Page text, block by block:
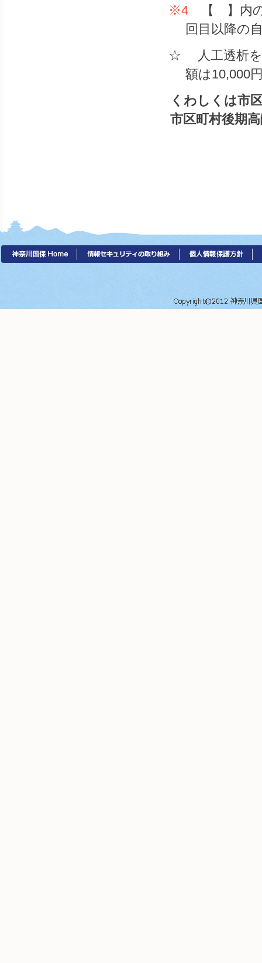
※4 【 】内の
回目以降の
☆ 人工透析を
額は10,000
くわしくは市
市区町村後期